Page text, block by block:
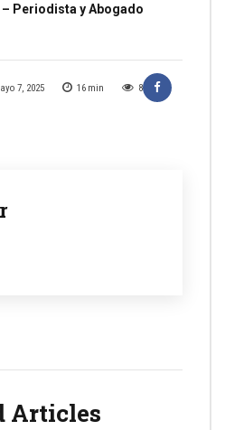
7, 2025 16 min 8
– Periodista y Abogado
Articles